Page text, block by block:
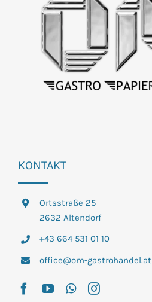
KONTAKT
Ortsstraße 25
2632 Altendorf
+43 664 531 01 10
office@om-gastrohandel.at